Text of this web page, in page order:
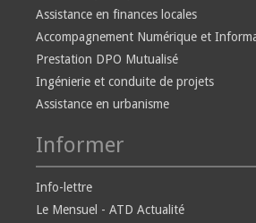
Assistance en finances locales
Accompagnement Numérique et
Prestation DPO Mutualisé
Ingénierie et conduite de projets
Assistance en urbanisme
Informer
Info-lettre
Le Mensuel - ATD Actualité